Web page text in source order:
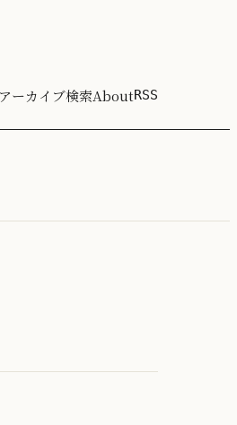
アーカイブ検索AboutRSS